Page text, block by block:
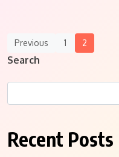
Posts
Navigation
Previous 1 2
Search
Recent Posts